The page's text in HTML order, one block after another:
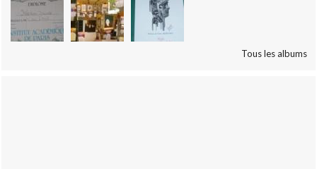
Tous les albums